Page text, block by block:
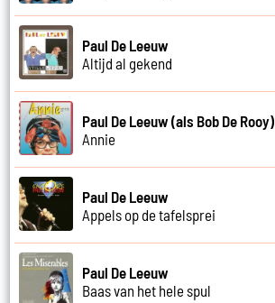
Paul De Leeuw
Altijd al gekend
Paul De Leeuw (als Bob De Rooy)
Annie
Paul De Leeuw
Appels op de tafelsprei
Paul De Leeuw
Baas van het hele spul